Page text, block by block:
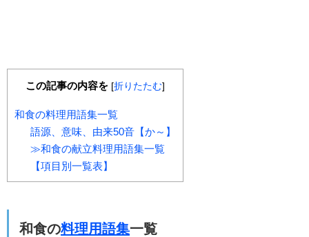
この記事の内容を [折りたたむ]
和食の料理用語集一覧
語源、意味、由来50音【か～】
≫和食の献立料理用語集一覧
【項目別一覧表】
和食の料理用語集一覧